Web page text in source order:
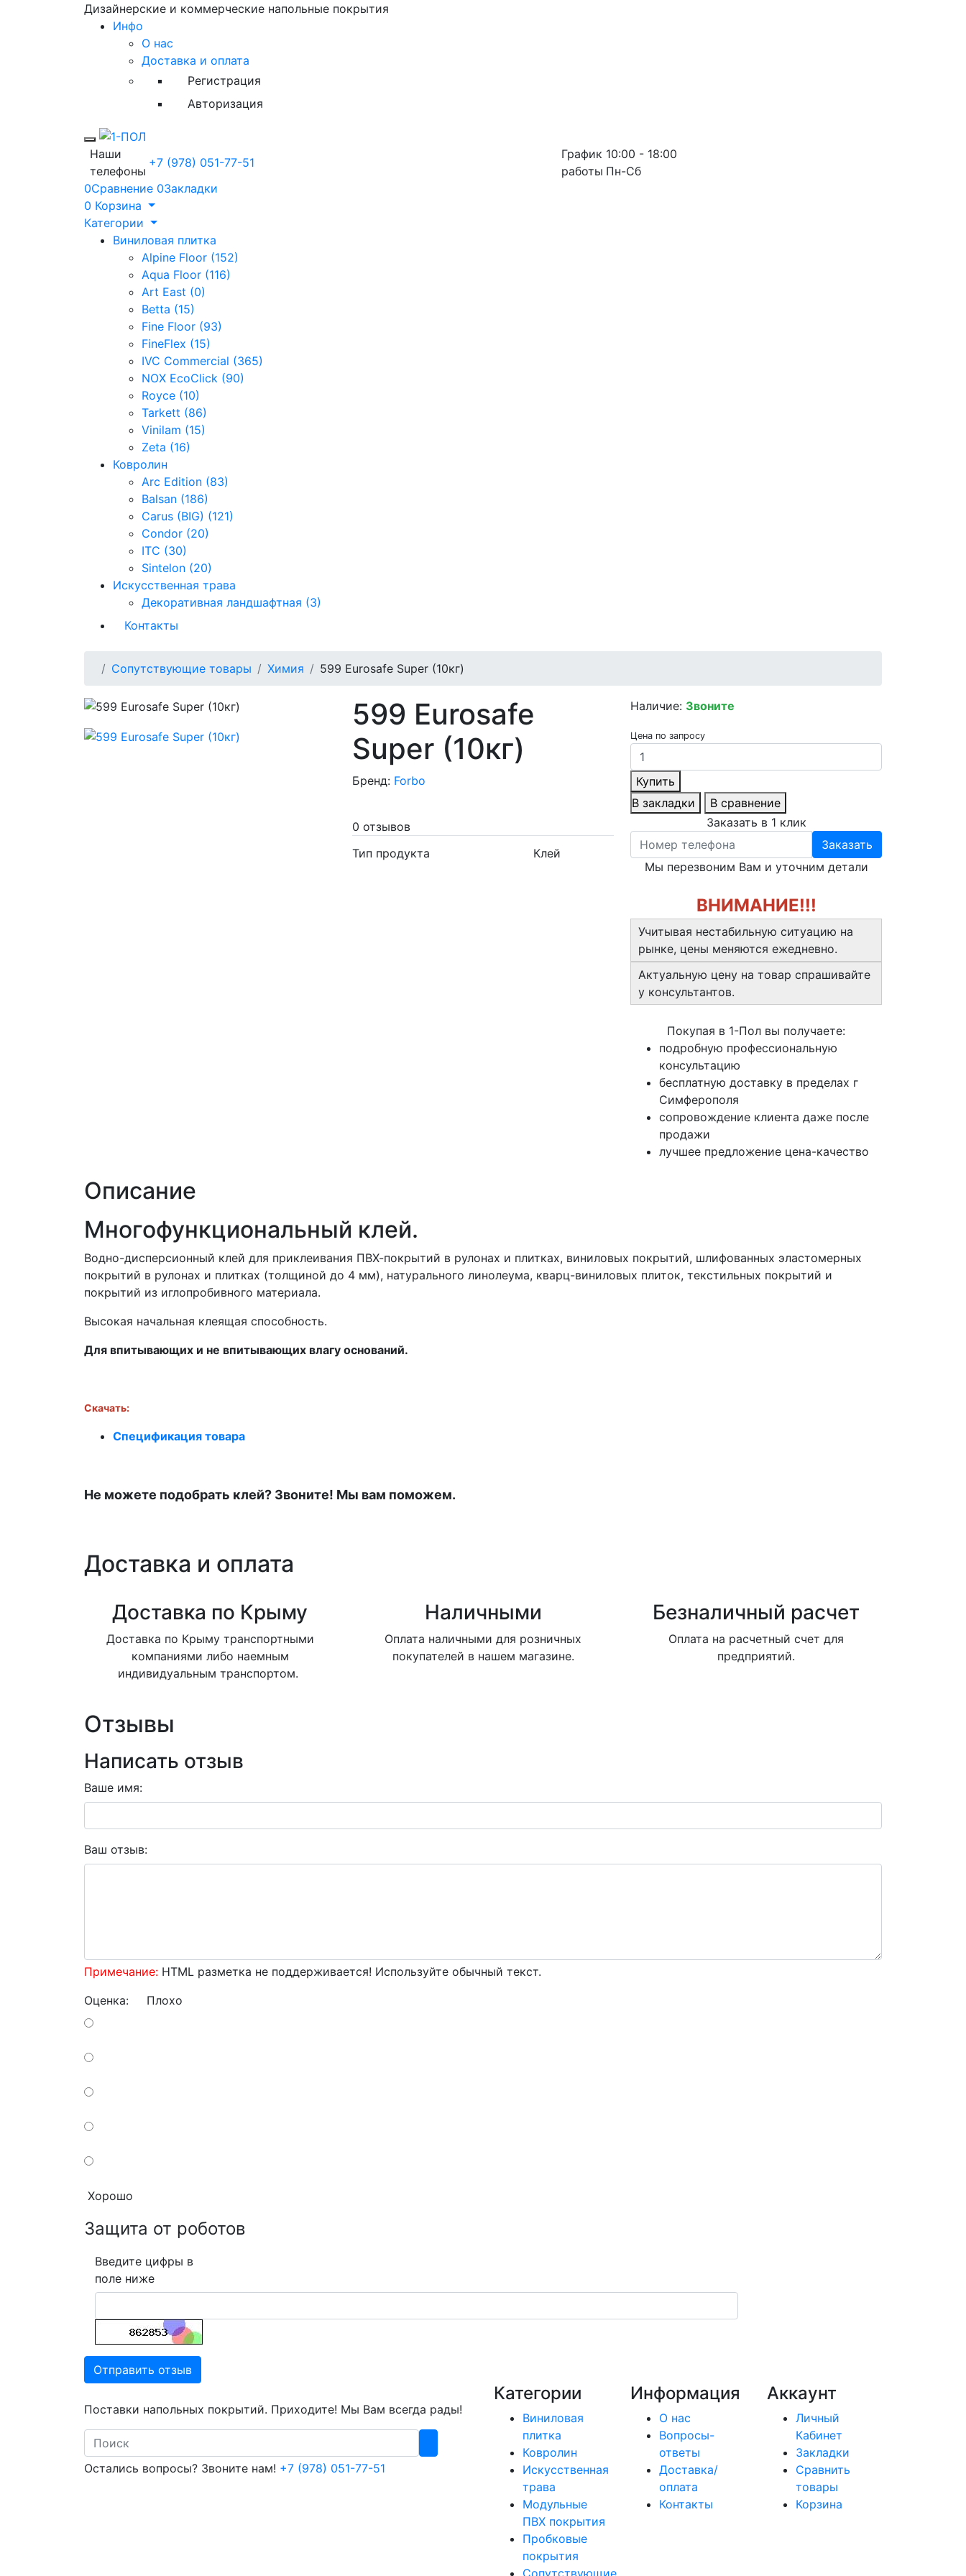
Дизайнерские и коммерческие напольные покрытия
Инфо
О нас
Доставка и оплата
Регистрация
Авторизация
Toggle mobile menu
Наши
телефоны
+7 (978) 051-77-51
График
работы
10:00 - 18:00
Пн-Сб
0Сравнение 0Закладки
0 Корзина
Категории
Виниловая плитка
Alpine Floor (152)
Aqua Floor (116)
Art East (0)
Betta (15)
Fine Floor (93)
FineFlex (15)
IVC Commercial (365)
NOX EcoClick (90)
Royce (10)
Tarkett (86)
Vinilam (15)
Zeta (16)
Ковролин
Arc Edition (83)
Balsan (186)
Carus (BIG) (121)
Condor (20)
ITC (30)
Sintelon (20)
Искусственная трава
Декоративная ландшафтная (3)
Контакты
Сопутствующие товары Химия 599 Eurosafe Super (10кг)
599 Eurosafe
Super (10кг)
Бренд: Forbo
0 отзывов
Тип продукта
Клей
Наличие: Звоните
Цена по запросу
Купить
В закладки
В сравнение
Заказать в 1 клик
Заказать
Мы перезвоним Вам и уточним детали
ВНИМАНИЕ!!!
Учитывая нестабильную ситуацию на
рынке, цены меняются ежедневно.
Актуальную цену на товар спрашивайте
у консультантов.
Покупая в 1-Пол вы получаете:
подробную профессиональную
консультацию
бесплатную доставку в пределах г
Симферополя
сопровождение клиента даже после
продажи
лучшее предложение цена-качество
Описание
Многофункциональный клей.
Водно-дисперсионный клей для приклеивания ПВХ-покрытий в рулонах и плитках, виниловых покрытий, шлифованных эластомерных
покрытий в рулонах и плитках (толщиной до 4 мм), натурального линолеума, кварц-виниловых плиток, текстильных покрытий и
покрытий из иглопробивного материала.
Высокая начальная клеящая способность.
Для впитывающих и не впитывающих влагу оснований.
Скачать:
Спецификация товара
Не можете подобрать клей? Звоните! Мы вам поможем.
Доставка и оплата
Доставка по Крыму
Доставка по Крыму транспортными
компаниями либо наемным
индивидуальным транспортом.
Наличными
Оплата наличными для розничных
покупателей в нашем магазине.
Безналичный расчет
Оплата на расчетный счет для
предприятий.
Отзывы
Написать отзыв
Ваше имя:
Ваш отзыв:
Примечание: HTML разметка не поддерживается! Используйте обычный текст.
Оценка: Плохо
Хорошо
Защита от роботов
Введите цифры в
поле ниже
Отправить отзыв
Поставки напольных покрытий. Приходите! Мы Вам всегда рады!
Search
Остались вопросы? Звоните нам! +7 (978) 051-77-51
Категории
Виниловая
плитка
Ковролин
Искусственная
трава
Модульные
ПВХ покрытия
Пробковые
покрытия
Сопутствующие
Информация
О нас
Вопросы-
ответы
Доставка/
оплата
Контакты
Аккаунт
Личный
Кабинет
Закладки
Сравнить
товары
Корзина